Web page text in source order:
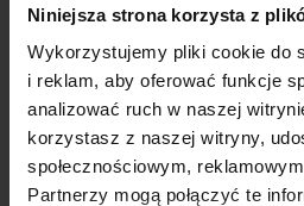
Niniejsza strona korzysta z
Wykorzystujemy pliki cookie do
i reklam, aby oferować funkcje
analizować ruch w naszej
korzystasz z naszej witryny,
społecznościowym,
Partnerzy mogą połączyć te
plus koszty wysyłki
FORMY
SZCZEGÓŁY